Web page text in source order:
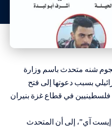
شنه متحدث باسم وزارة
بسبب دعوتها إلى فتح
في قطاع غزة بنيران
آي”، إلى أن المتحدث